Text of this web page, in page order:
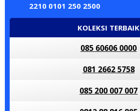
2210 0101 250 2500
KOLEKSI TERBAIK
085 60606 0000
081 2662 5758
085 200 007 007